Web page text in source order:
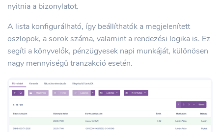
nyitnia a bizonylatot.
A lista konfigurálható, így beállíthatók a megjelenített
oszlopok, a sorok száma, valamint a rendezési logika is. Ez
segíti a könyvelők, pénzügyesek napi munkáját, különösen
nagy mennyiségű tranzakció esetén.